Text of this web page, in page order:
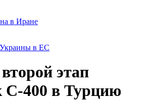
в Иране
в ЕС
этап
С-400 в Турцию